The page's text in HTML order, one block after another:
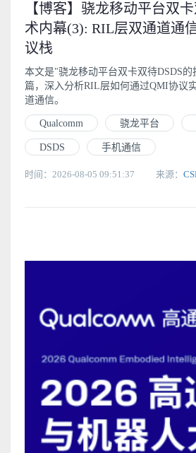
【博客】骁龙移动平台双
术内幕(3): RIL层双通道通
议栈
本文是"骁龙移动平台双卡双待DSDS
篇，深入分析RIL层如何通过QMI协议
道通信。
Qualcomm 骁龙平台
DSDS 手机通信
时间：2026-08-05 09:51:37 来源：